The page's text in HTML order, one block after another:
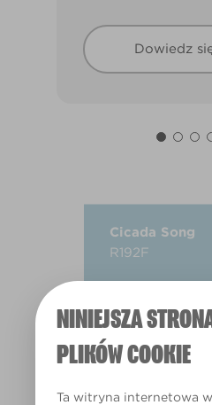
NINIEJSZA
PLIKÓW COOKIE
Ta witryna internetowa
Dowiedz
Cicada Song
R192F